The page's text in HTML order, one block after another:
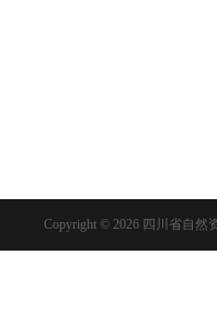
Copyright © 2026 四川省自然